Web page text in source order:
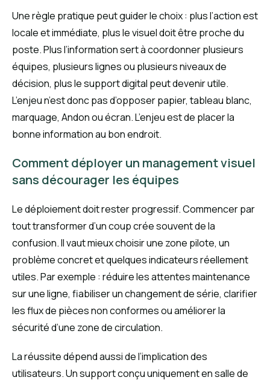
Une règle pratique peut guider le choix : plus l’action est
locale et immédiate, plus le visuel doit être proche du
poste. Plus l’information sert à coordonner plusieurs
équipes, plusieurs lignes ou plusieurs niveaux de
décision, plus le support digital peut devenir utile.
L’enjeu n’est donc pas d’opposer papier, tableau blanc,
marquage, Andon ou écran. L’enjeu est de placer la
bonne information au bon endroit.
Comment déployer un management visuel
sans décourager les équipes
Le déploiement doit rester progressif. Commencer par
tout transformer d’un coup crée souvent de la
confusion. Il vaut mieux choisir une zone pilote, un
problème concret et quelques indicateurs réellement
utiles. Par exemple : réduire les attentes maintenance
sur une ligne, fiabiliser un changement de série, clarifier
les flux de pièces non conformes ou améliorer la
sécurité d’une zone de circulation.
La réussite dépend aussi de l’implication des
utilisateurs. Un support conçu uniquement en salle de